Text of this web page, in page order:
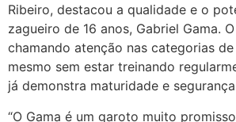
Ribeiro, destacou a qualidade e o
zagueiro de 16 anos, Gabriel Gama.
chamando atenção nas categorias
mesmo sem estar treinando
já demonstra maturidade e
“O Gama é um garoto muito